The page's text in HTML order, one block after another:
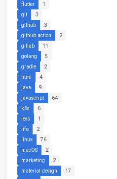
flutter
1
git
3
github
3
github action
2
gitlab
11
golang
5
gradle
2
html
4
java
9
javascript
64
k8s
6
less
1
life
2
linux
76
macOS
2
marketing
2
material design
17